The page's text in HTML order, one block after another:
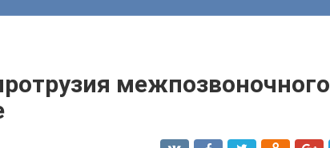
межпозвоночного